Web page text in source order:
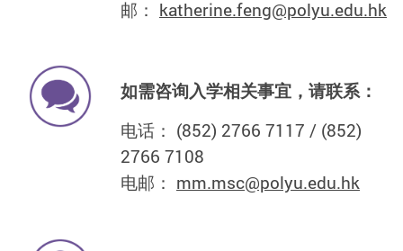
邮： katherine.feng@polyu.edu.hk
如需咨询入学相关事宜，请联系：
电话： (852) 2766 7117 / (852)
2766 7108
电邮： mm.msc@polyu.edu.hk